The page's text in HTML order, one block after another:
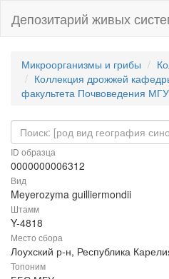
Депозитарий живых
Микроорганизмы и грибы
Коллекция дрожжей
факультета Почвоведения МГУ
ID образца
0000000006312
Вид
Meyerozyma guilliermondii
Штамм
Y-4818
Место сбора
Лоухский р-н, Республика
Топоним